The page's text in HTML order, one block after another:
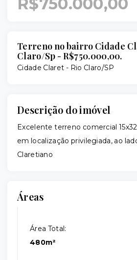
Terreno no bairro Cidade
Claro/Sp - R$750.000,00.
Cidade Claret - Rio Claro/SP
Descrição do imóvel
Excelente terreno comercial
em localização privilegiada, ao
Claretiano
Áreas
Área Total:
480m²